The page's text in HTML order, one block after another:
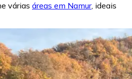
várias áreas em Namur, ideais